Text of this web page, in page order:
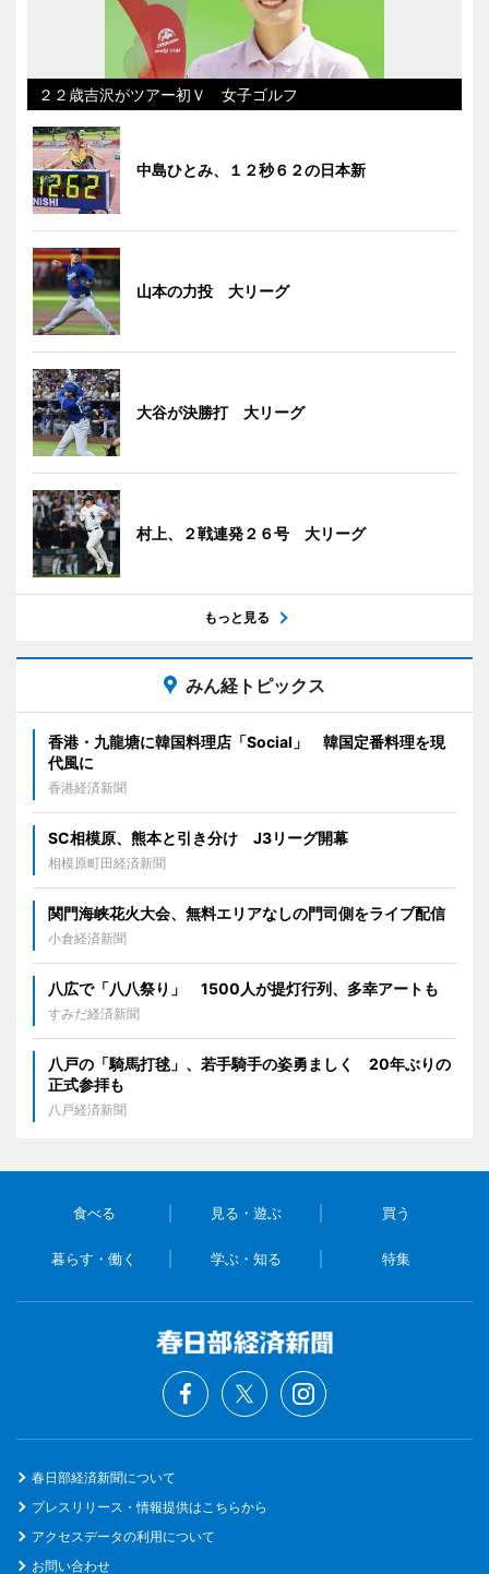
２２歳吉沢がツアー初Ｖ 女子ゴルフ
中島ひとみ、１２秒６２の日本新
山本の力投 大リーグ
大谷が決勝打 大リーグ
村上、２戦連発２６号 大リーグ
もっと見る
みん経トピックス
香港・九龍塘に韓国料理店「Social」 韓国定番料理を現
代風に
香港経済新聞
SC相模原、熊本と引き分け J3リーグ開幕
相模原町田経済新聞
関門海峡花火大会、無料エリアなしの門司側をライブ配信
小倉経済新聞
八広で「八八祭り」 1500人が提灯行列、多幸アートも
すみだ経済新聞
八戸の「騎馬打毬」、若手騎手の姿勇ましく 20年ぶりの
正式参拝も
八戸経済新聞
食べる 見る・遊ぶ 買う
暮らす・働く 学ぶ・知る 特集
春日部経済新聞について
プレスリリース・情報提供はこちらから
アクセスデータの利用について
お問い合わせ